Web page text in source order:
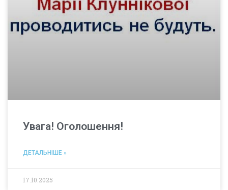
Увага! Оголошення!
ДЕТАЛЬНІШЕ »
17.10.2025